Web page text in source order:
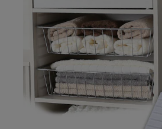
※ご確認ください
カートに入れる